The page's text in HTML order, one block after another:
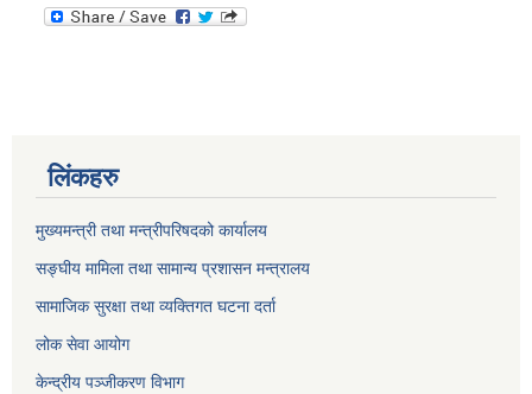
लिंकहरु
मुख्यमन्त्री तथा मन्त्रीपरिषदको कार्यालय
सङ्घीय मामिला तथा सामान्य प्रशासन मन्त्रालय
सामाजिक सुरक्षा तथा व्यक्तिगत घटना दर्ता
लोक सेवा आयोग
केन्द्रीय पञ्जीकरण विभाग